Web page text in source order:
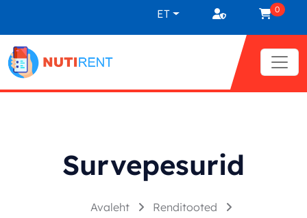
ET 0
Survepesurid
Avaleht
Renditooted